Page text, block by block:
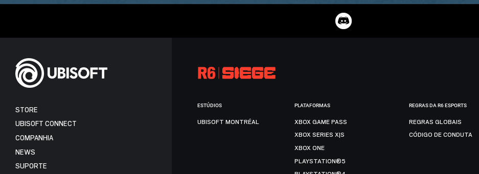
STORE
UBISOFT CONNECT
COMPANHIA
NEWS
SUPORTE
ESTÚDIOS
UBISOFT MONTRÉAL
PLATAFORMAS
XBOX GAME PASS
XBOX SERIES X|S
XBOX ONE
PLAYSTATION®5
REGRAS DA R6 ESPORTS
REGRAS GLOBAIS
CÓDIGO DE CONDUTA